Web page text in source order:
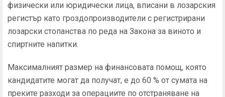
физически или юридически лица, вписани в лозарския
регистър като гроздопроизводители с регистрирани
лозарски стопанства по реда на Закона за виното и
спиртните напитки.
Максималният размер на финансовата помощ, която
кандидатите могат да получат, е до 60 % от сумата на
преките разходи за операциите по отстраняване на